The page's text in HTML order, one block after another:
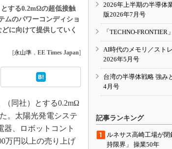
）
EDN
人とくるま展
する0.2mΩの超低接触
ムのパワーコンディショ
に向けて提供していく
[永山準 ， EE Times Japan]
同社）とする0.2mΩ
。太陽光発電システ
器、ロボットコント
万円以上の売り上げ
2026年上半期の半導
版2026年7月号
「TECHNO-
AI時代のメモリ／スト
2026年5月号
台湾の半導体戦略 強
4月号
記事ランキング
ルネサス高崎工場が
持限界」 操業50年